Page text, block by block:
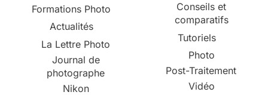
Formations Photo
Actualités
La Lettre Photo
Journal de
photographe
Nikon
Conseils et
comparatifs
Tutoriels
Photo
Post-Traitement
Vidéo